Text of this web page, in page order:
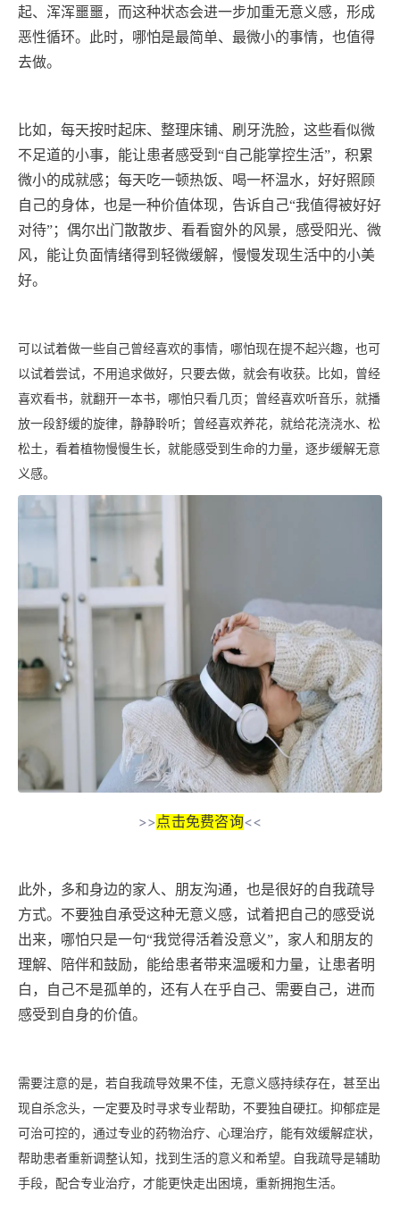
起、浑浑噩噩，而这种状态会进一步加重无意义感，形成
恶性循环。此时，哪怕是最简单、最微小的事情，也值得
去做。
比如，每天按时起床、整理床铺、刷牙洗脸，这些看似微
不足道的小事，能让患者感受到 “自己能掌控生活”，积累
微小的成就感；每天吃一顿热饭、喝一杯温水，好好照顾
自己的身体，也是一种价值体现，告诉自己“我值得被好好
对待”；偶尔出门散散步、看看窗外的风景，感受阳光、微
风，能让负面情绪得到轻微缓解，慢慢发现生活中的小美
好。
可以试着做一些自己曾经喜欢的事情，哪怕现在提不起兴趣，也可
以试着尝试，不用追求做好，只要去做，就会有收获。比如，曾经
喜欢看书，就翻开一本书，哪怕只看几页；曾经喜欢听音乐，就播
放一段舒缓的旋律，静静聆听；曾经喜欢养花，就给花浇浇水、松
松土，看着植物慢慢生长，就能感受到生命的力量，逐步缓解无意
义感。
>>点击免费咨询<<
此外，多和身边的家人、朋友沟通，也是很好的自我疏导
方式。不要独自承受这种无意义感，试着把自己的感受说
出来，哪怕只是一句“我觉得活着没意义”，家人和朋友的
理解、陪伴和鼓励，能给患者带来温暖和力量，让患者明
白，自己不是孤单的，还有人在乎自己、需要自己，进而
感受到自身的价值。
需要注意的是，若自我疏导效果不佳，无意义感持续存在，甚至出
现自杀念头，一定要及时寻求专业帮助，不要独自硬扛。抑郁症是
可治可控的，通过专业的药物治疗、心理治疗，能有效缓解症状，
帮助患者重新调整认知，找到生活的意义和希望。自我疏导是辅助
手段，配合专业治疗，才能更快走出困境，重新拥抱生活。